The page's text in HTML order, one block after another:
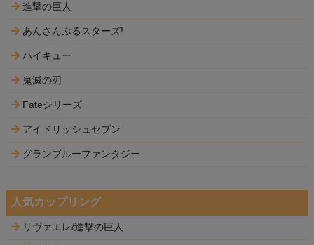
進撃の巨人
あんさんぶるスターズ!
ハイキュー
鬼滅の刃
Fateシリーズ
アイドリッシュセブン
グランブルーファンタジー
人気カップリング
リヴァエレ/進撃の巨人